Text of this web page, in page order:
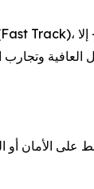
على الأمان